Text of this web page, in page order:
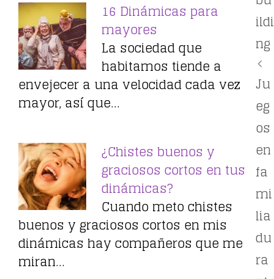
16 Dinámicas para
mayores
La sociedad que
habitamos tiende a
envejecer a una velocidad cada vez
mayor, así que…
¿Chistes buenos y
graciosos cortos en tus
dinámicas?
Cuando meto chistes
buenos y graciosos cortos en mis
dinámicas hay compañeros que me
miran…
ildi
ng
Ju
eg
os
en
fa
mi
lia
du
ra